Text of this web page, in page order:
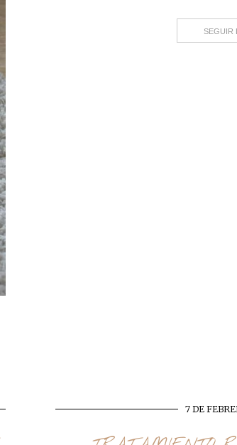
SEGUIR
7 DE